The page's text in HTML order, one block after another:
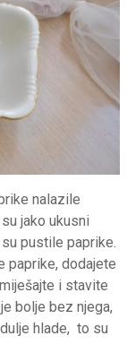
nalazile
jako ukusni
pustile paprike.
paprike, dodajete
i stavite
bolje bez njega,
hlade, to su